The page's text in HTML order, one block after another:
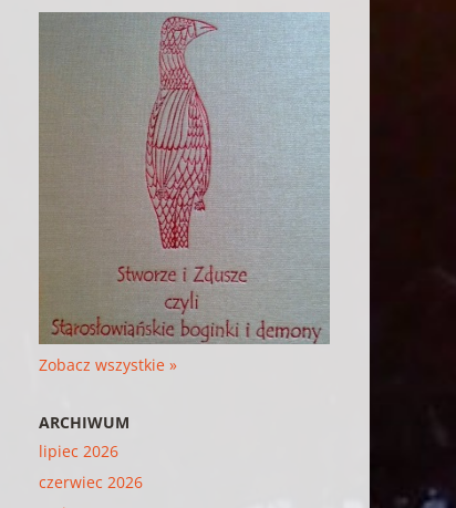
Zobacz wszystkie »
ARCHIWUM
lipiec 2026
czerwiec 2026